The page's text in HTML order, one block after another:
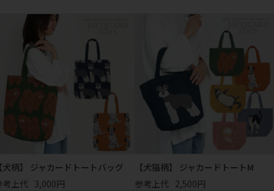
03-5534-0100
03-5534-0100
犬柄】 ジャカードトートバッグ
考上代 3,000円
【犬猫柄】 ジャカードトートM
参考上代 2,500円